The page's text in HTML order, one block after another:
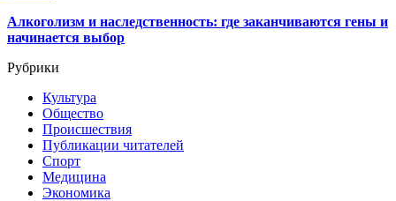
Алкоголизм и наследственность: где заканчиваются гены и
начинается выбор
Рубрики
Культура
Общество
Происшествия
Публикации читателей
Спорт
Медицина
Экономика